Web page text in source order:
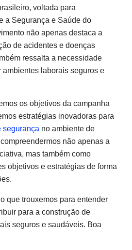
voltada para
a Segurança e Saúde do
não apenas destaca a
de acidentes e doenças
ressalta a necessidade
ambientes laborais seguros e
os objetivos da campanha
estratégias inovadoras para
segurança no ambiente de
não apenas a
mas também como
objetivos e estratégias de forma
que trouxemos para entender
para a construção de
seguros e saudáveis. Boa